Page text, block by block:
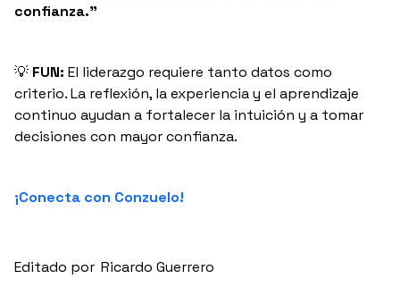
confianza.”
💡 FUN: El liderazgo requiere tanto datos como
criterio. La reflexión, la experiencia y el aprendizaje
continuo ayudan a fortalecer la intuición y a tomar
decisiones con mayor confianza.
¡Conecta con Conzuelo!
Editado por Ricardo Guerrero